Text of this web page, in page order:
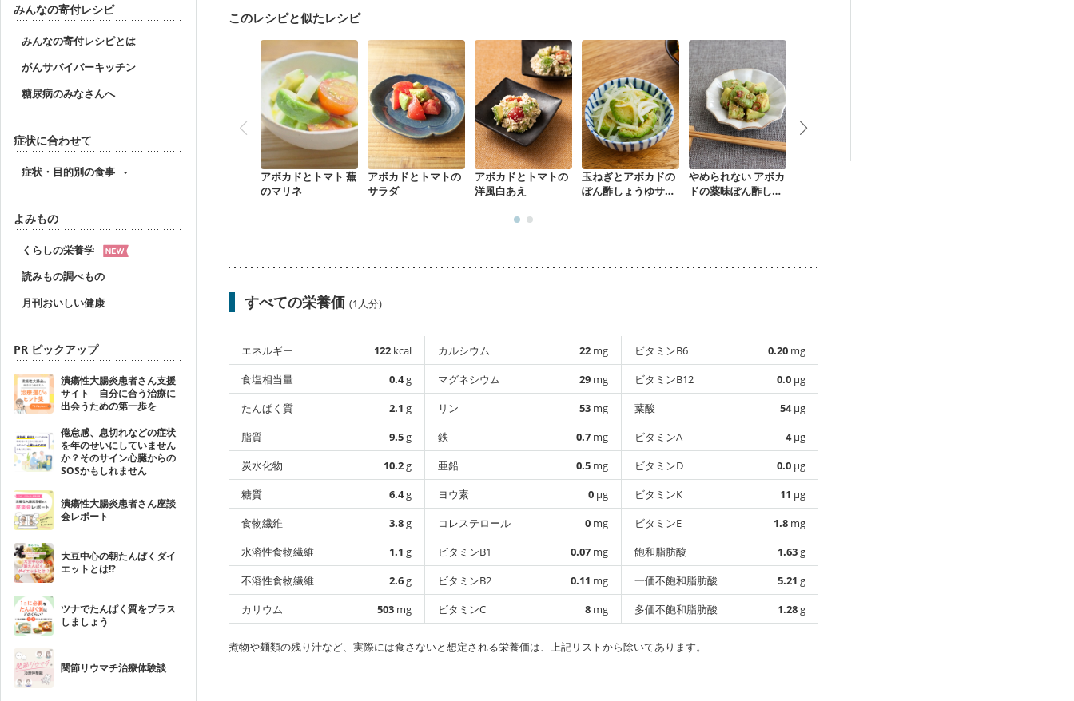
みんなの寄付レシピ
みんなの寄付レシピとは
がんサバイバーキッチン
糖尿病のみなさんへ
症状に合わせて
症状・目的別の食事
よみもの
くらしの栄養学
読みもの調べもの
月刊おいしい健康
PR ピックアップ
潰瘍性大腸炎患者さん支援
サイト 自分に合う治療に
出会うための第一歩を
倦怠感、息切れなどの症状
を年のせいにしていません
か？そのサイン心臓からの
SOSかもしれません
潰瘍性大腸炎患者さん座談
会レポート
大豆中心の朝たんぱくダイ
エットとは!?
ツナでたんぱく質をプラス
しましょう
関節リウマチ治療体験談
貧血対策
ニキビ・肌荒れ
このレシピと似たレシピ
アボカドとトマト 蕪
のマリネ
アボカドとトマトの
サラダ
アボカドとトマトの
洋風白あえ
玉ねぎとアボカドの
ぽん酢しょうゆサラ
やめられない アボカ
ドの薬味ぽん酢しょ
すべての栄養価 (1人分)
エネルギー 122 kcal
食塩相当量
0.4g
たんぱく質
2.1 g
脂質
9.5g
炭水化物
10.2g
糖質
6.4g
食物繊維
3.8g
水溶性食物繊維
1.1 g
不溶性食物繊維
2.6g
カリウム
503 mg
カルシウム 22 mg
マグネシウム
29 mg
リン
53 mg
鉄
0.7 mg
亜鉛
0.5 mg
ヨウ素
0 µg
コレステロール
0 mg
ビタミンB1
0.07 mg
ビタミンB2
0.11 mg
ビタミンC
8 mg
ビタミンB6 0.20 mg
ビタミンB12
0.0 µg
葉酸
54µg
ビタミンA
4µg
ビタミンD
0.0 µg
ビタミンK
11 µg
ビタミンE
1.8 mg
飽和脂肪酸
1.63g
一価不飽和脂肪酸
5.21 g
多価不飽和脂肪酸
1.28g
煮物や麺類の残り汁など、実際には食さないと想定される栄養価は、上記リストから除いてあります。